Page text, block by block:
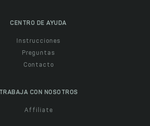
CENTRO DE AYUDA
Instrucciones
Preguntas
Contacto
TRABAJA CON NOSOTROS
Affiliate